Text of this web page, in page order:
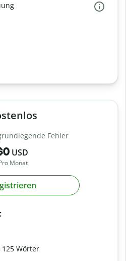
Fehler
USD
Monat
125 Wörter